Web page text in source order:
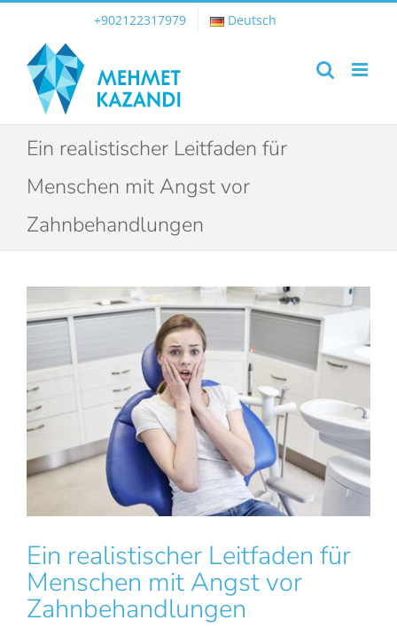
content
+902122317979 Deutsch
Ein realistischer Leitfaden für
Menschen mit Angst vor
Zahnbehandlungen
Ein realistischer Leitfaden für
Menschen mit Angst vor
Zahnbehandlungen